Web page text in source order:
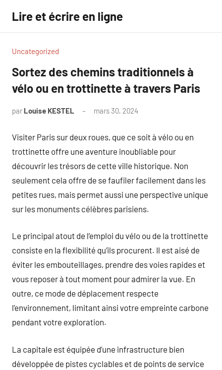
contenu
Lire et écrire en ligne
Uncategorized
Sortez des chemins traditionnels à
vélo ou en trottinette à travers Paris
par Louise KESTEL mars 30, 2024
Visiter Paris sur deux roues, que ce soit à vélo ou en
trottinette offre une aventure inoubliable pour
découvrir les trésors de cette ville historique. Non
seulement cela offre de se faufiler facilement dans les
petites rues, mais permet aussi une perspective unique
sur les monuments célèbres parisiens.
Le principal atout de l’emploi du vélo ou de la trottinette
consiste en la flexibilité qu’ils procurent. Il est aisé de
éviter les embouteillages, prendre des voies rapides et
vous reposer à tout moment pour admirer la vue. En
outre, ce mode de déplacement respecte
l’environnement, limitant ainsi votre empreinte carbone
pendant votre exploration.
La capitale est équipée d’une infrastructure bien
développée de pistes cyclables et de points de service